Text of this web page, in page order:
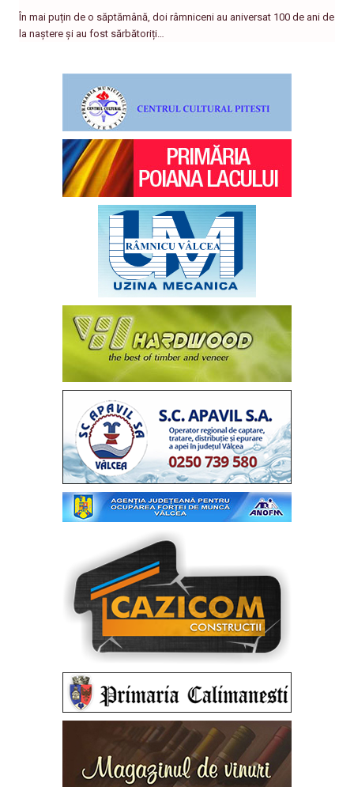
În mai puțin de o săptămână, doi râmniceni au aniversat 100 de ani de
la naștere și au fost sărbătoriți…